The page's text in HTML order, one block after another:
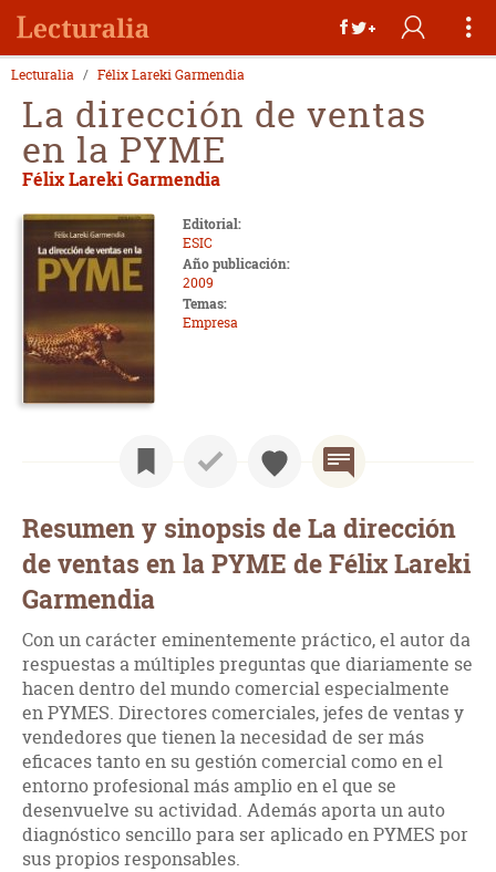
Lecturalia Félix Lareki Garmendia
La dirección de ventas
en la PYME
Félix Lareki Garmendia
Editorial:
ESIC
Año publicación:
2009
Temas:
Empresa
Resumen y sinopsis de La dirección
de ventas en la PYME de Félix Lareki
Garmendia
Con un carácter eminentemente práctico, el autor da
respuestas a múltiples preguntas que diariamente se
hacen dentro del mundo comercial especialmente
en PYMES. Directores comerciales, jefes de ventas y
vendedores que tienen la necesidad de ser más
eficaces tanto en su gestión comercial como en el
entorno profesional más amplio en el que se
desenvuelve su actividad. Además aporta un auto
diagnóstico sencillo para ser aplicado en PYMES por
sus propios responsables.